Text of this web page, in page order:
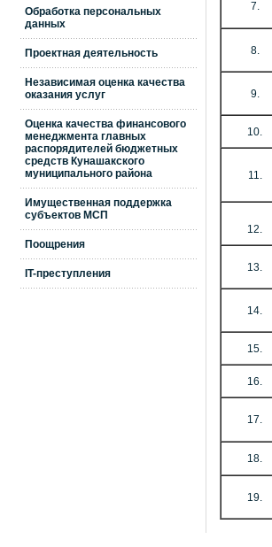
Обработка персональных
данных
Проектная деятельность
Независимая оценка качества
оказания услуг
Оценка качества финансового
менеджмента главных
распорядителей бюджетных
средств Кунашакского
муниципального района
Имущественная поддержка
субъектов МСП
Поощрения
IT-преступления
7.
8.
9.
10.
11.
12.
13.
14.
15.
16.
17.
18.
19.